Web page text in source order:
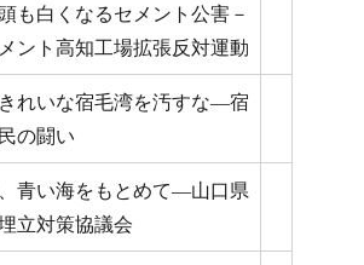
も白くなるセメント公害－
ント高知工場拡張反対運動
れいな宿毛湾を汚すな―宿
の闘い
青い海をもとめて―山口県
立対策協議会